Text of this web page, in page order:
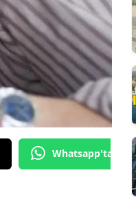
Diyarbakır
Edirne
Elazığ
Erzincan
Erzurum
Eskişehir
Whatsapp'tan